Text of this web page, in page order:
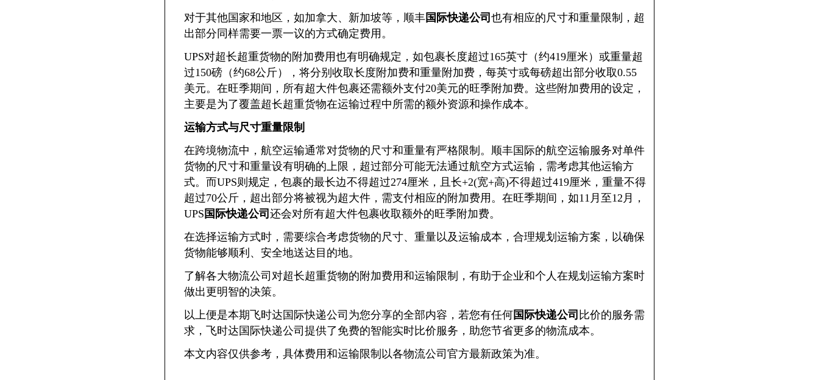
对于其他国家和地区，如加拿大、新加坡等，顺丰国际快递公司 也有相应的尺寸和重量限制，超
出部分同样需要一票一议的方式确定费用。
UPS对超长超重货物的附加费用也有明确规定，如包裹长度超过165英寸（约419厘米）或重量超
过150磅（约68公斤），将分别收取长度附加费和重量附加费，每英寸或每磅超出部分收取0.55
美元。在旺季期间，所有超大件包裹还需额外支付20美元的旺季附加费。这些附加费用的设定，
主要是为了覆盖超长超重货物在运输过程中所需的额外资源和操作成本。
运输方式与尺寸重量限制
在跨境物流中，航空运输通常对货物的尺寸和重量有严格限制。顺丰国际的航空运输服务对单件
货物的尺寸和重量设有明确的上限，超过部分可能无法通过航空方式运输，需考虑其他运输方
式。而UPS则规定，包裹的最长边不得超过274厘米，且长+2(宽+高)不得超过419厘米，重量不得
超过70公斤，超出部分将被视为超大件，需支付相应的附加费用。在旺季期间，如11月至12月，
UPS 国际快递公司 还会对所有超大件包裹收取额外的旺季附加费。
在选择运输方式时，需要综合考虑货物的尺寸、重量以及运输成本，合理规划运输方案，以确保
货物能够顺利、安全地送达目的地。
了解各大物流公司对超长超重货物的附加费用和运输限制，有助于企业和个人在规划运输方案时
做出更明智的决策。
以上便是本期飞时达国际快递公司为您分享的全部内容，若您有任何国际快递公司 比价的服务需
求，飞时达国际快递公司提供了免费的智能实时比价服务，助您节省更多的物流成本。
本文内容仅供参考，具体费用和运输限制以各物流公司官方最新政策为准。